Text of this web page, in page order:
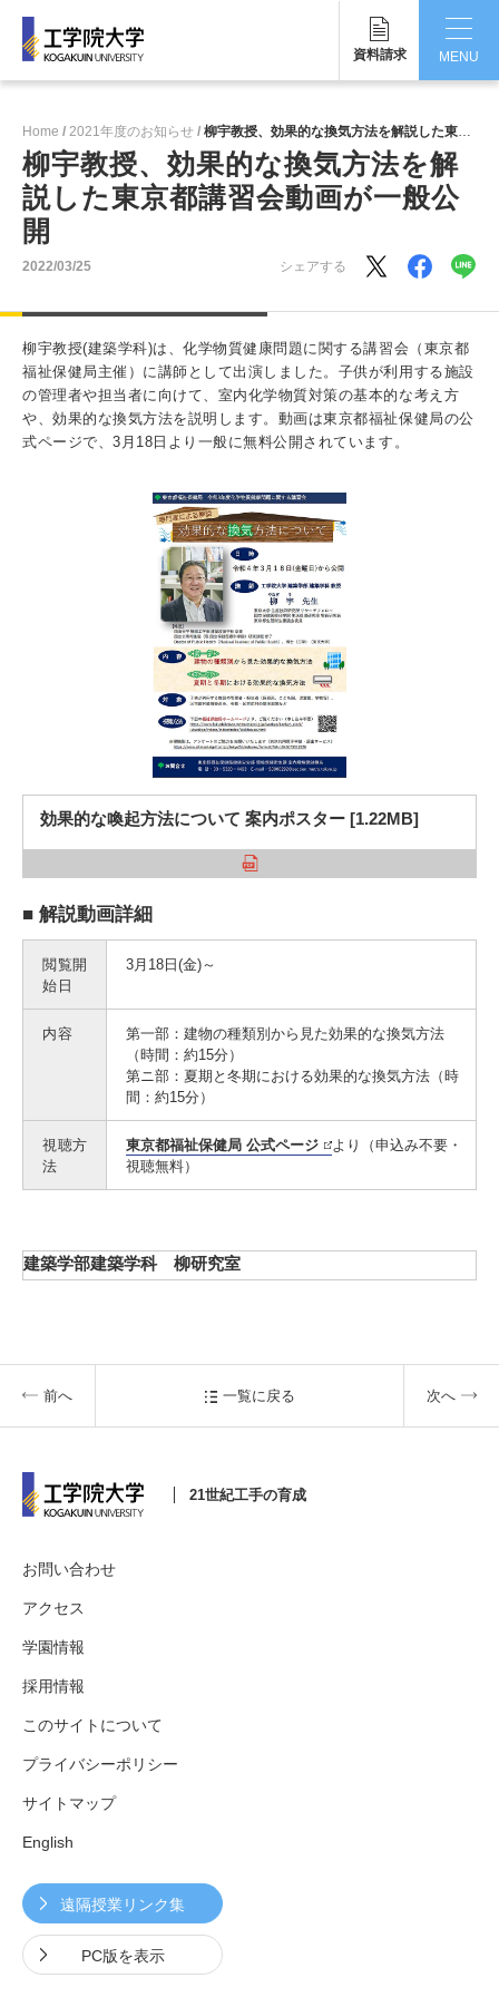
資料請求
MENU
工学院大学について
学部・大学院
学生生活
研究・産学連携
就職・キャリア
キャンパス
在学生・保証人の方
寄付・ご支援
1. Action！x 工学院大学
2. 工学院大学ヒストリー
3. #KUTE VOICE エンジニアリーダーたちの声
4. 航空理工学専攻特設サイト
Home 2021年度のお知らせ 柳宇教授、効果的な換気方法を解説した東京都講習会動画が一般公開
柳宇教授、効果的な換気方法を解
説した東京都講習会動画が一般公
開
2022/03/25 シェアする
柳宇教授(建築学科)は、化学物質健康問題に関する講習会（東京都
福祉保健局主催）に講師として出演しました。子供が利用する施設
の管理者や担当者に向けて、室内化学物質対策の基本的な考え方
や、効果的な換気方法を説明します。動画は東京都福祉保健局の公
式ページで、3月18日より一般に無料公開されています。
効果的な喚起方法について 案内ポスター [1.22MB]
■ 解説動画詳細
閲覧開
始日
3月18日(金)～
内容
第一部：建物の種類別から見た効果的な換気方法
（時間：約15分）
第ニ部：夏期と冬期における効果的な換気方法（時
間：約15分）
視聴方
法
東京都福祉保健局 公式ページ
より（申込み不要・
視聴無料）
建築学部建築学科 柳研究室
前へ 一覧に戻る 次へ
21世紀工手の育成
お問い合わせ
アクセス
学園情報
採用情報
このサイトについて
プライバシーポリシー
サイトマップ
English
遠隔授業リンク集
PC版を表示